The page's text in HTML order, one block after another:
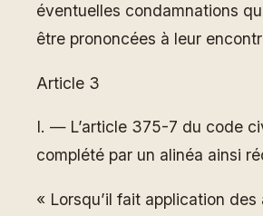
éventuelles condamnations
être prononcées à leur
Article 3
I. ― L’article 375-7 du code
complété par un alinéa ainsi
« Lorsqu’il fait application